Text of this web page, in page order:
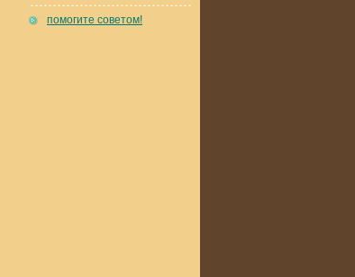
помогите советом!